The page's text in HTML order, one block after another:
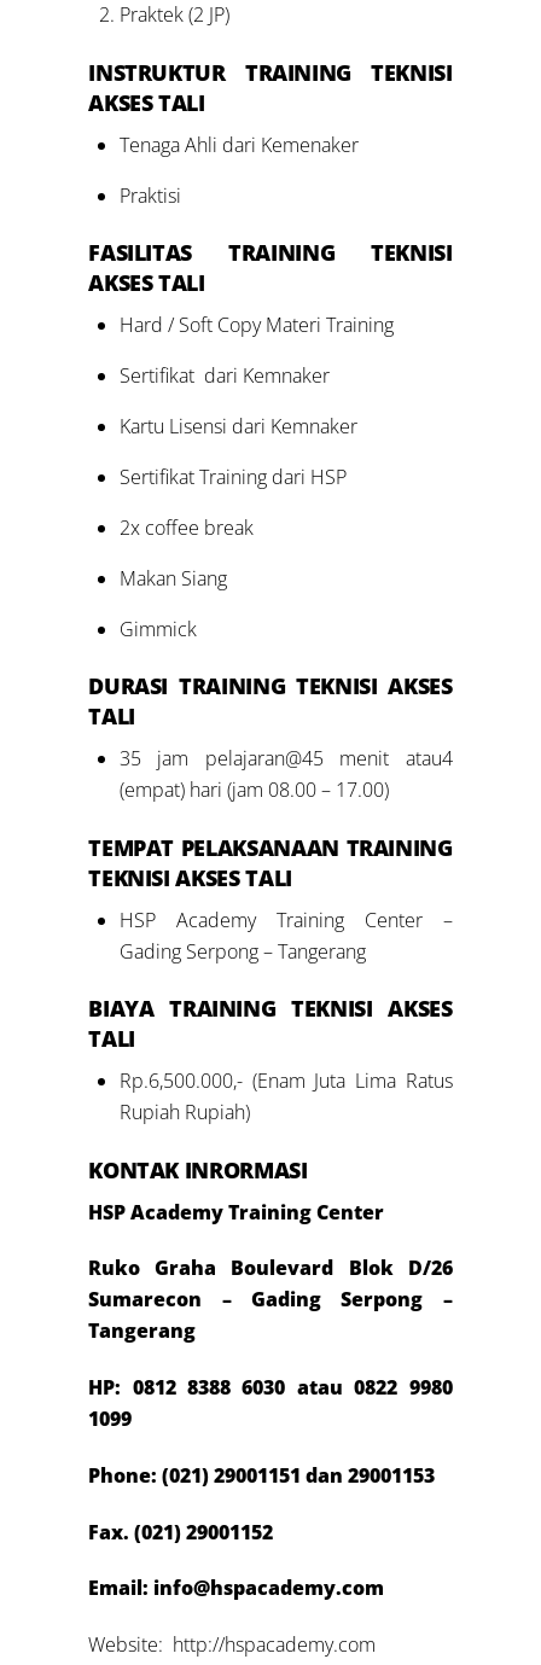
Praktek (2 JP)
INSTRUKTUR TRAINING TEKNISI
AKSES TALI
Tenaga Ahli dari Kemenaker
Praktisi
FASILITASTRAINING TEKNISI
AKSES TALI
Hard / Soft Copy Materi Training
Sertifikat dari Kemnaker
Kartu Lisensi dari Kemnaker
Sertifikat Training dari HSP
2x coffee break
Makan Siang
Gimmick
DURASI TRAINING TEKNISI AKSES
TALI
35 jam pelajaran@45 menit atau4
(empat) hari (jam 08.00 – 17.00)
TEMPAT PELAKSANAAN TRAINING
TEKNISI AKSES TALI
HSP Academy Training Center –
Gading Serpong – Tangerang
BIAYATRAINING TEKNISI AKSES
TALI
Rp.6,500.000,- (Enam Juta Lima Ratus
Rupiah Rupiah)
KONTAK INRORMASI
HSP Academy Training Center
Ruko Graha Boulevard Blok D/26
Sumarecon – Gading Serpong –
Tangerang
HP: 08128388 6030 atau 0822 9980
1099
Phone: (021) 29001151 dan 29001153
Fax. (021) 29001152
Email: info@hspacademy.com
Website: http://hspacademy.com